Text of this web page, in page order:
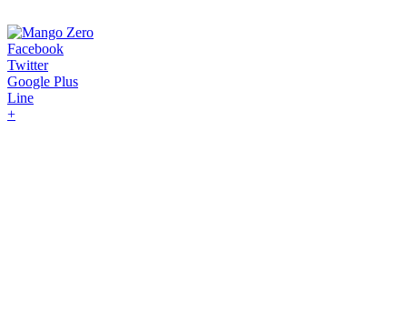
Facebook
Twitter
Google Plus
Line
+